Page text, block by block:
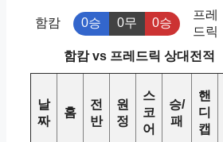
함캄 0승 0무 0승
프레
드릭
함캄 vs 프레드릭 상대전적
날
짜
홈
전
반
원
정
스
코
어
승/
패
핸
디
캡